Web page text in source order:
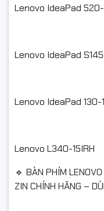
Lenovo IdeaPad 520-
Lenovo IdeaPad
Lenovo IdeaPad 130-
Lenovo L340-15IRH
🔹 BÀN PHÍM
ZIN CHÍNH HÃNG –